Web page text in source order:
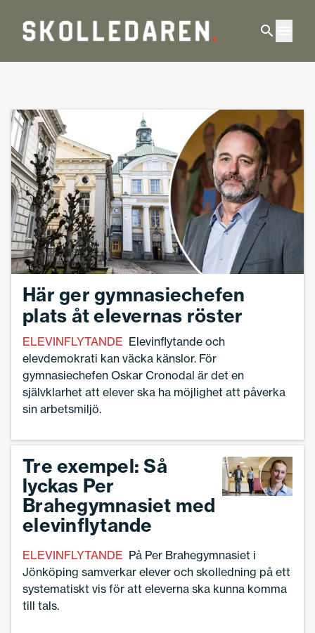
Startsida Skolledaren
Här ger gymnasiechefen
plats åt elevernas röster
ELEVINFLYTANDE Elevinflytande och
elevdemokrati kan väcka känslor. För
gymnasiechefen Oskar Cronodal är det en
självklarhet att elever ska ha möjlighet att påverka
sin arbetsmiljö.
Tre exempel: Så
lyckas Per
Brahegymnasiet med
elevinflytande
ELEVINFLYTANDE På Per Brahegymnasiet i
Jönköping samverkar elever och skolledning på ett
systematiskt vis för att eleverna ska kunna komma
till tals.